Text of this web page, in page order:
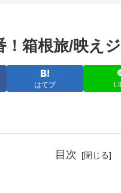
！箱根旅/映え
はてブ
目次